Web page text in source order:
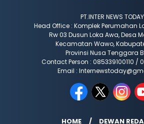
PT.INTER NEWS TODAY
Head Office : Komplek Perumahan
Rw 03 Dusun Loka Awa, Desa
Kecamatan Wawo,
Provinsi Nusa Tenggara
Contact Person : 085339100110 /
Email :
HOME DEWAN